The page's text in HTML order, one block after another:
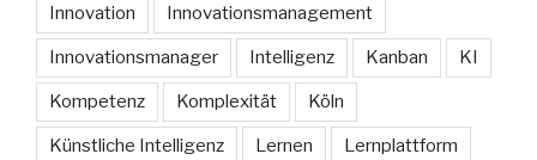
Innovation Innovationsmanagement
Innovationsmanager Intelligenz Kanban KI
Kompetenz Komplexität Köln
Künstliche Intelligenz Lernen Lernplattform